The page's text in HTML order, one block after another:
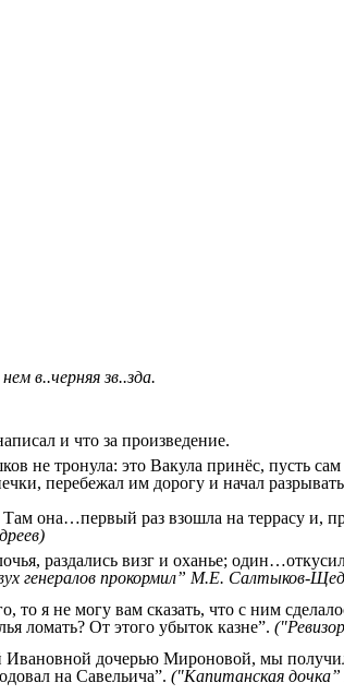
в..черняя зв..зда.
и что за произведение.
не тронула: это Вакула принёс, пусть
перебежал им дорогу и начал
Там она…первый раз взошла на террасу и,
раздались визг и оханье;
генералов прокормил” М.Е. Салтыков-
я не могу вам сказать, что с ним
ломать? От этого убыток казне”.
Ивановной дочерью Мироновой, мы
на Савельича”. ("Капитанская